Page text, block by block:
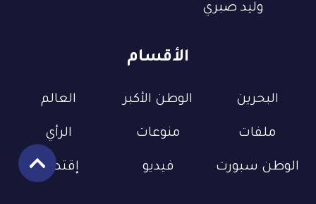
الأقسام
البحرين الوطن الأكبر العالم
ملفات منوعات الرأي
الوطن سبورت فيديو إقتصاد
وليد صبري